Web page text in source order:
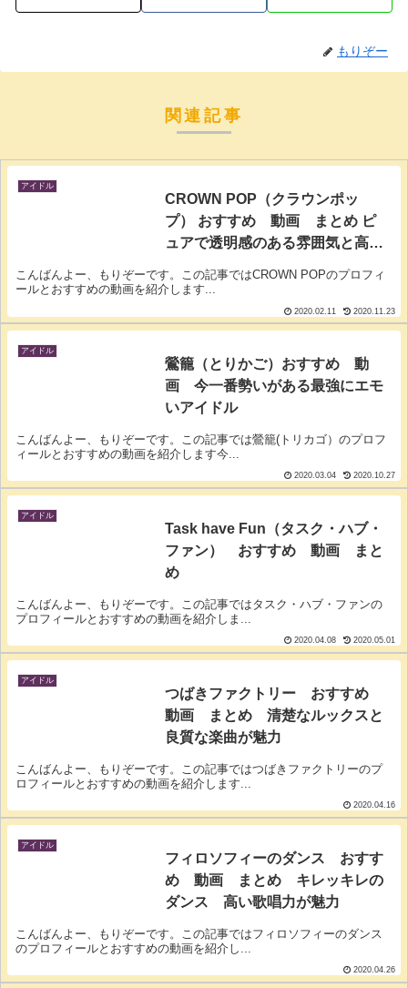
もりぞー
関連記事
アイドル
CROWN POP（クラウンポッ
プ） おすすめ 動画 まとめ ピ
ュアで透明感のある雰囲気と高い
こんばんよー、もりぞーです。この記事ではCROWN POPのプロフィ
ールとおすすめの動画を紹介します...
2020.02.11 2020.11.23
アイドル
鶯籠（とりかご）おすすめ 動
画 今一番勢いがある最強にエモ
いアイドル
こんばんよー、もりぞーです。この記事では鶯籠(トリカゴ）のプロフ
ィールとおすすめの動画を紹介します今...
2020.03.04 2020.10.27
アイドル
Task have Fun（タスク・ハブ・
ファン） おすすめ 動画 まと
め
こんばんよー、もりぞーです。この記事ではタスク・ハブ・ファンの
プロフィールとおすすめの動画を紹介しま...
2020.04.08 2020.05.01
アイドル
つばきファクトリー おすすめ
動画 まとめ 清楚なルックスと
良質な楽曲が魅力
こんばんよー、もりぞーです。この記事ではつばきファクトリーのプ
ロフィールとおすすめの動画を紹介します...
2020.04.16
アイドル
フィロソフィーのダンス おすす
め 動画 まとめ キレッキレの
ダンス 高い歌唱力が魅力
こんばんよー、もりぞーです。この記事ではフィロソフィーのダンス
のプロフィールとおすすめの動画を紹介し...
2020.04.26